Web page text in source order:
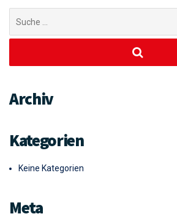
nach:
Archiv
Kategorien
Keine Kategorien
Meta